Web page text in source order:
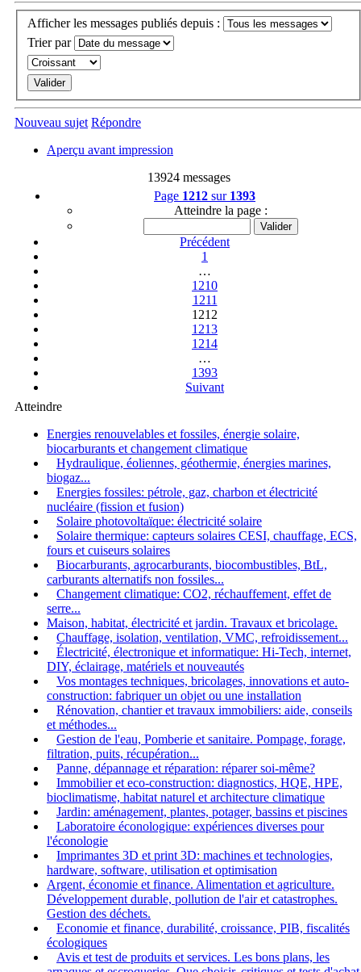
Afficher les messages publiés depuis :
Trier par
Nouveau sujet Répondre
Aperçu avant impression
13924 messages
Page 1212 sur 1393
Atteindre la page :
Précédent
1
…
1210
1211
1212
1213
1214
…
1393
Suivant
Atteindre
Energies renouvelables et fossiles, énergie solaire,
biocarburants et changement climatique
Hydraulique, éoliennes, géothermie, énergies marines,
biogaz...
Energies fossiles: pétrole, gaz, charbon et électricité
nucléaire (fission et fusion)
Solaire photovoltaïque: électricité solaire
Solaire thermique: capteurs solaires CESI, chauffage, ECS,
fours et cuiseurs solaires
Biocarburants, agrocarburants, biocombustibles, BtL,
carburants alternatifs non fossiles...
Changement climatique: CO2, réchauffement, effet de
serre...
Maison, habitat, électricité et jardin. Travaux et bricolage.
Chauffage, isolation, ventilation, VMC, refroidissement...
Électricité, électronique et informatique: Hi-Tech, internet,
DIY, éclairage, matériels et nouveautés
Vos montages techniques, bricolages, innovations et auto-
construction: fabriquer un objet ou une installation
Rénovation, chantier et travaux immobiliers: aide, conseils
et méthodes...
Gestion de l'eau, Pomberie et sanitaire. Pompage, forage,
filtration, puits, récupération...
Panne, dépannage et réparation: réparer soi-même?
Immobilier et eco-construction: diagnostics, HQE, HPE,
bioclimatisme, habitat naturel et architecture climatique
Jardin: aménagement, plantes, potager, bassins et piscines
Laboratoire éconologique: expériences diverses pour
l'éconologie
Imprimantes 3D et print 3D: machines et technologies,
hardware, software, utilisation et optimisation
Argent, économie et finance. Alimentation et agriculture.
Développement durable, pollution de l'air et catastrophes.
Gestion des déchets.
Economie et finance, durabilité, croissance, PIB, fiscalités
écologiques
Avis et test de produits et services. Les bons plans, les